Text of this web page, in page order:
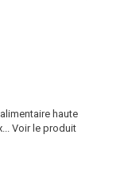
haute
Voir le produit